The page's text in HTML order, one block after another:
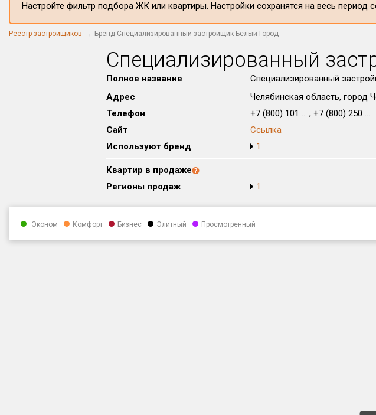
Настройте фильтр подбора ЖК или квартиры. Настройки сохранятся на весь
Реестр застройщиков Бренд Специализированный застройщик Белый Город
Специализированный
Полное название
Специализированный
Адрес
Челябинская область, город
Телефон
+7 (800) 101 ... , +7 (800) 250 ...
Сайт
Ссылка
Используют бренд
1
Квартир в продаже
Регионы продаж
1
Эконом Комфорт Бизнес Элитный Просмотренный